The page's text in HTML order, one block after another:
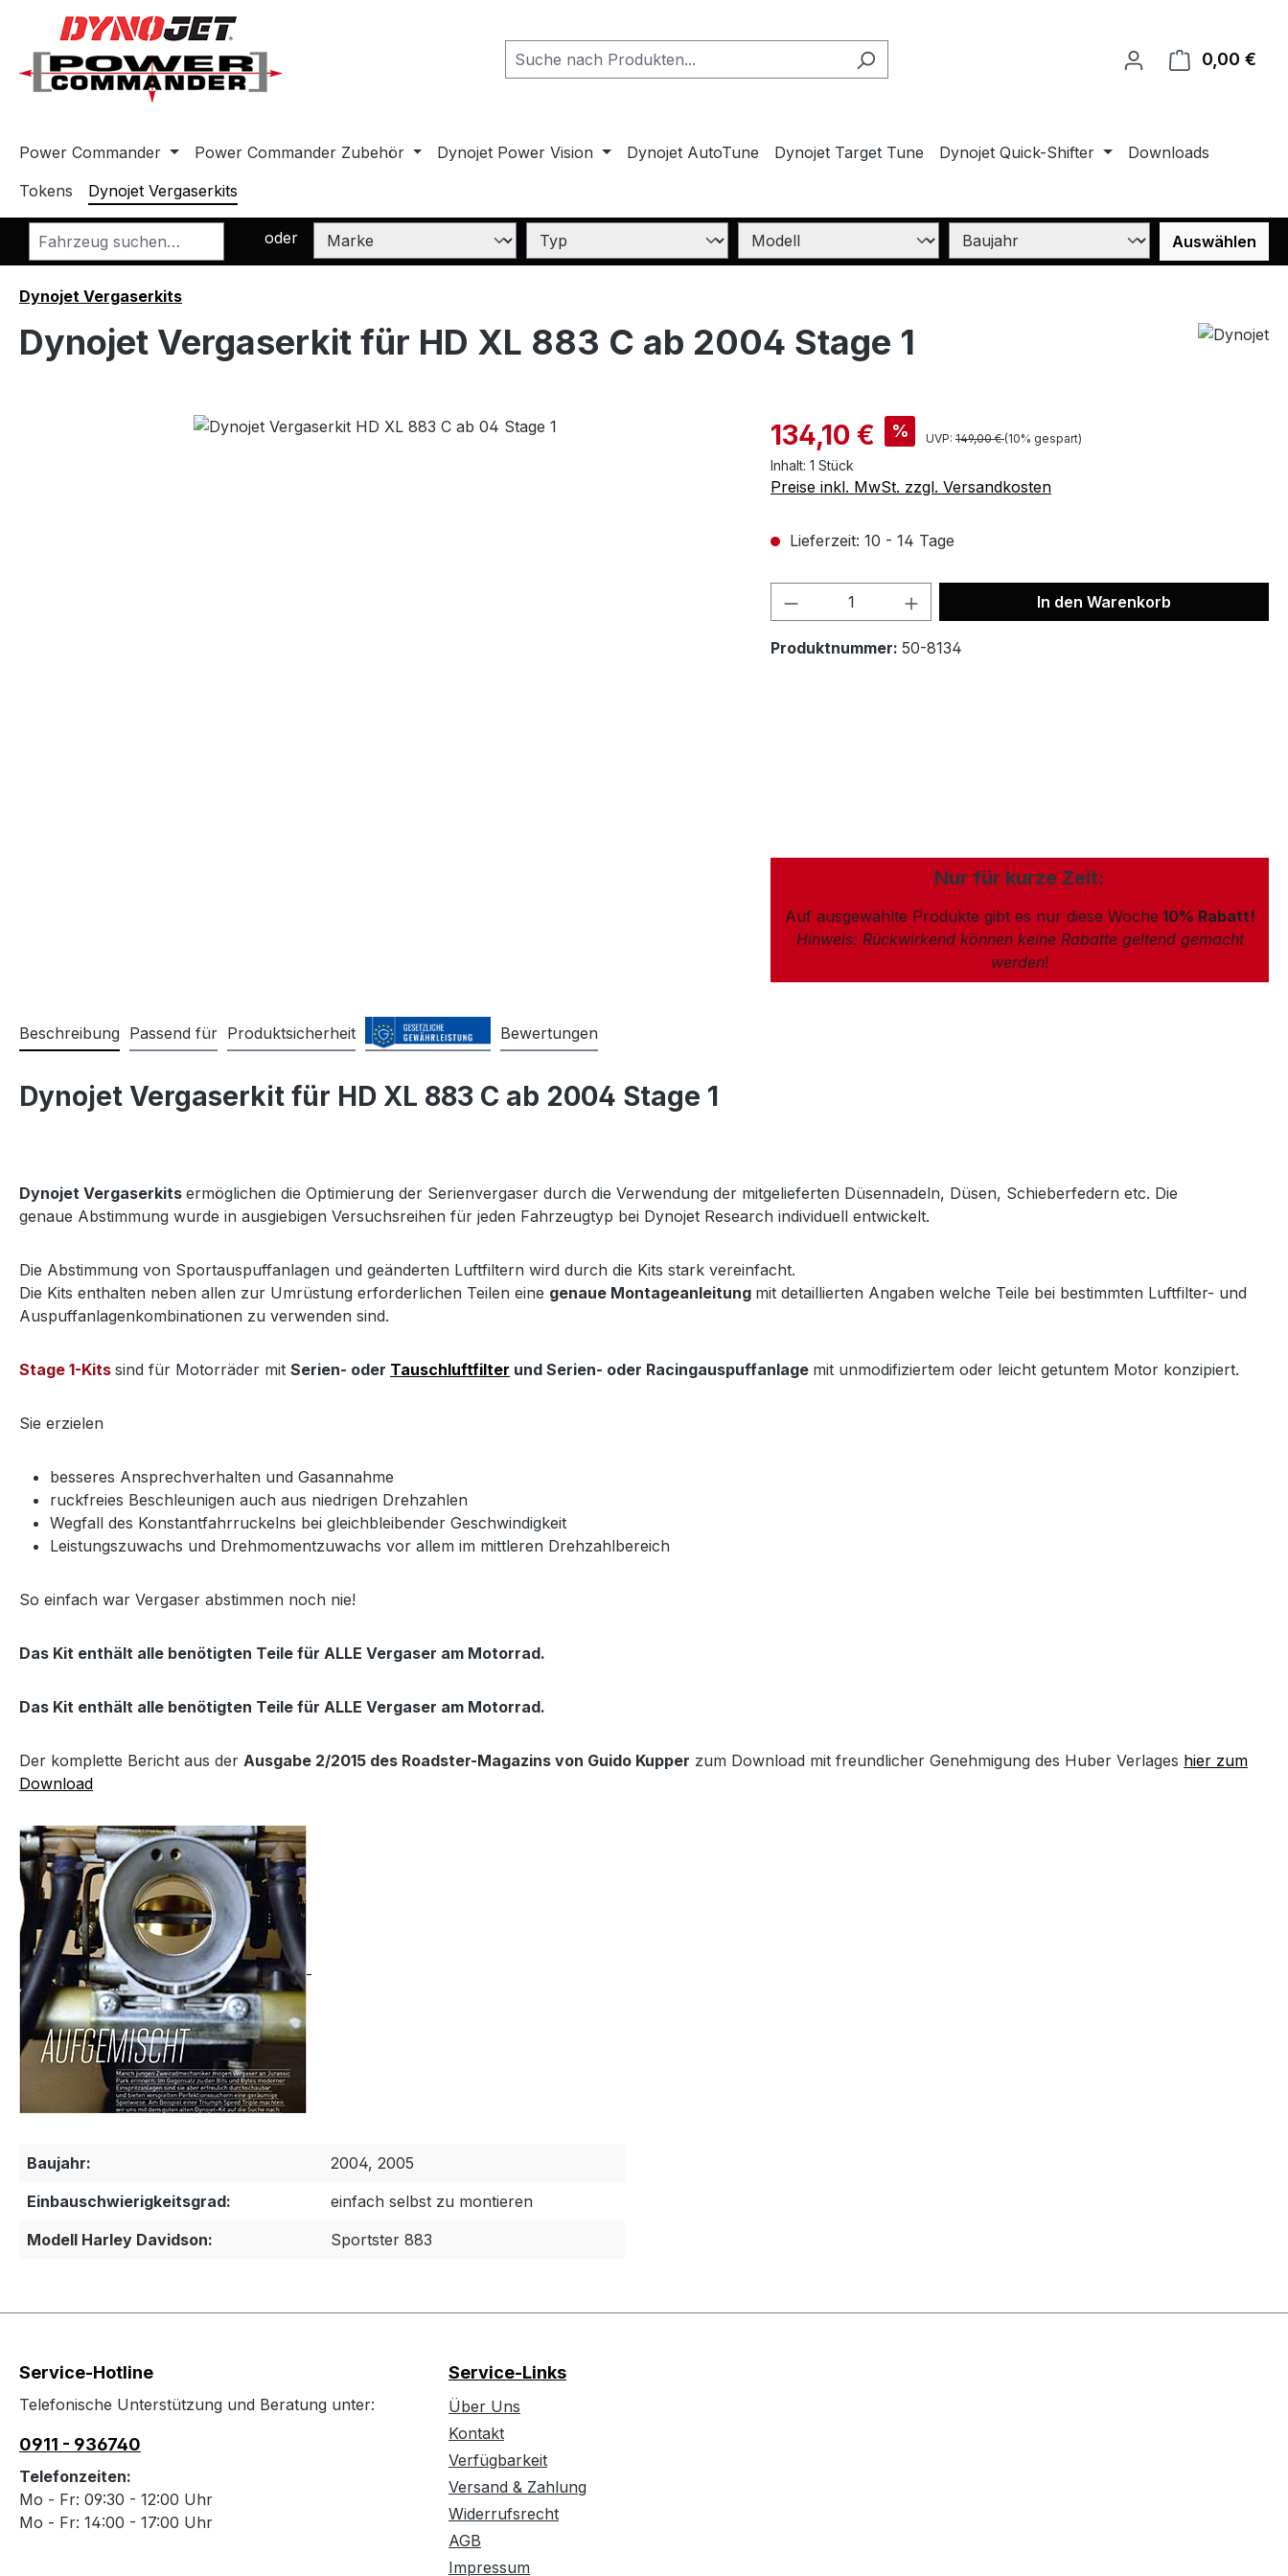
Hauptinhalt springen
Zur Suche springen
Zur Hauptnavigation springen
0,00 €
Power Commander Power Commander Zubehör Dynojet Power Vision Dynojet AutoTune Dynojet Target Tune Dynojet Quick-Shifter
Downloads
Tokens
Dynojet Vergaserkits
oder Auswählen
Dynojet Vergaserkits
Dynojet Vergaserkit für HD XL 883 C ab 2004 Stage 1
Bildergalerie überspringen 134,10 € % UVP: 149,00 €(10% gespart)
Inhalt: 1 Stück
Preise inkl. MwSt. zzgl. Versandkosten
Lieferzeit: 10 - 14 Tage
In den Warenkorb
Produktnummer: 50-8134
Nur für kurze Zeit:
Auf ausgewählte Produkte gibt es nur diese Woche 10% Rabatt!
Hinweis: Rückwirkend können keine Rabatte geltend gemacht
werden!
Beschreibung Passend für Produktsicherheit Bewertungen
Dynojet Vergaserkit für HD XL 883 C ab 2004 Stage 1
Dynojet Vergaserkits ermöglichen die Optimierung der Serienvergaser durch die Verwendung der mitgelieferten Düsennadeln, Düsen, Schieberfedern etc. Die
genaue Abstimmung wurde in ausgiebigen Versuchsreihen für jeden Fahrzeugtyp bei Dynojet Research individuell entwickelt.
Die Abstimmung von Sportauspuffanlagen und geänderten Luftfiltern wird durch die Kits stark vereinfacht.
Die Kits enthalten neben allen zur Umrüstung erforderlichen Teilen eine genaue Montageanleitung mit detaillierten Angaben welche Teile bei bestimmten Luftfilter- und
Auspuffanlagenkombinationen zu verwenden sind.
Stage 1-Kits sind für Motorräder mit Serien- oder Tauschluftfilter und Serien- oder Racingauspuffanlage mit unmodifiziertem oder leicht getuntem Motor konzipiert.
Sie erzielen
besseres Ansprechverhalten und Gasannahme
ruckfreies Beschleunigen auch aus niedrigen Drehzahlen
Wegfall des Konstantfahrruckelns bei gleichbleibender Geschwindigkeit
Leistungszuwachs und Drehmomentzuwachs vor allem im mittleren Drehzahlbereich
So einfach war Vergaser abstimmen noch nie!
Das Kit enthält alle benötigten Teile für ALLE Vergaser am Motorrad.
Das Kit enthält alle benötigten Teile für ALLE Vergaser am Motorrad.
Der komplette Bericht aus der Ausgabe 2/2015 des Roadster-Magazins von Guido Kupper zum Download mit freundlicher Genehmigung des Huber Verlages hier zum
Download
Baujahr:
2004, 2005
Einbauschwierigkeitsgrad:
einfach selbst zu montieren
Modell Harley Davidson:
Sportster 883
Service-Hotline
Telefonische Unterstützung und Beratung unter:
0911 - 936740
Telefonzeiten:
Mo - Fr: 09:30 - 12:00 Uhr
Mo - Fr: 14:00 - 17:00 Uhr
Service-Links
Über Uns
Kontakt
Verfügbarkeit
Versand & Zahlung
Widerrufsrecht
AGB
Impressum